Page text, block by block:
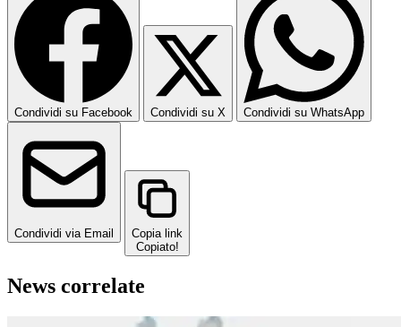
Condividi su Facebook Condividi su X Condividi su WhatsApp
Condividi via Email
Copia link
Copiato!
News correlate